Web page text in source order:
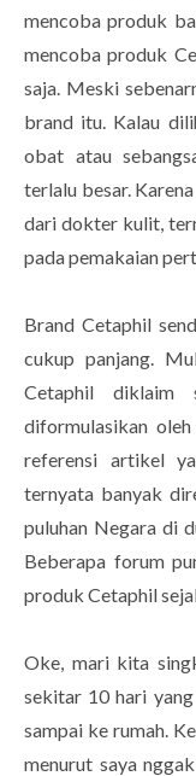
mencoba produk
mencoba produk
saja. Meski
brand itu. Kalau
obat atau
terlalu besar.
dari dokter kulit,
pada pemakaian
Brand Cetaphil
cukup panjang.
Cetaphil diklaim
diformulasikan
referensi artikel
ternyata banyak
puluhan Negara di
Beberapa forum
produk Cetaphil
Oke, mari kita
sekitar 10 hari
sampai ke rumah.
menurut saya